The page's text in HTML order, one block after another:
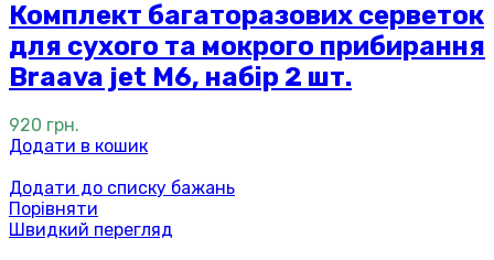
Комплект багаторазових серветок
для сухого та мокрого прибирання
Braava jet M6, набір 2 шт.
920 грн.
Додати в кошик
Додати до списку бажань
Порівняти
Швидкий перегляд